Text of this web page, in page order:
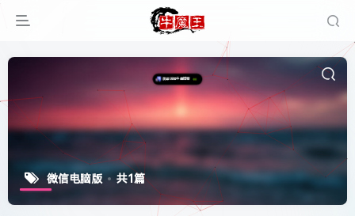
微信电脑版 共1篇